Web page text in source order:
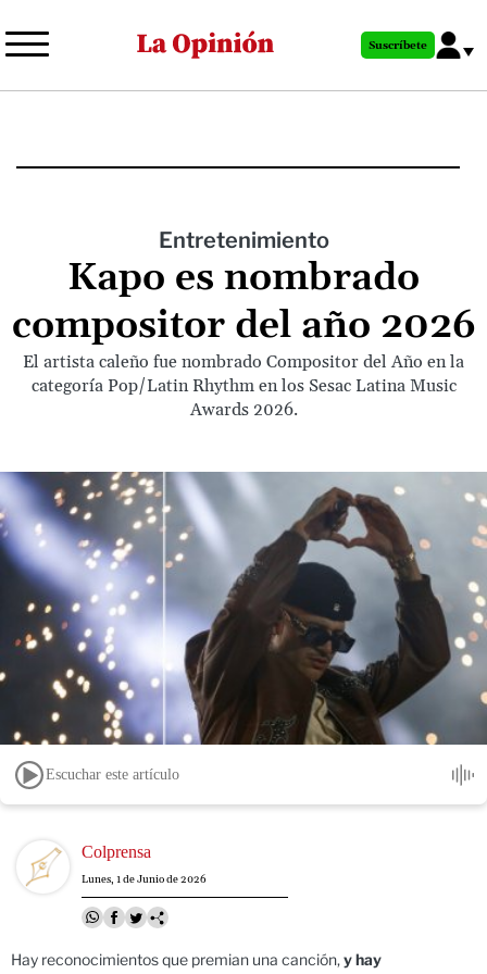
al
principal
Suscríbete
Entretenimiento
Kapo es nombrado
compositor del año 2026
El artista caleño fue nombrado Compositor del Año en la
categoría Pop/Latin Rhythm en los Sesac Latina Music
Awards 2026.
Escuchar este artículo
Image Colprensa
Lunes, 1 de Junio de 2026
Hay reconocimientos que premian una canción, y hay